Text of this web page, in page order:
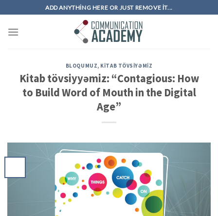
to
content
ADD ANYTHING HERE OR JUST REMOVE IT...
BLOQUMUZ, KITAB TÖVSIYƏMIZ
Kitab tövsiyyəmiz: “Contagious: How
to Build Word of Mouth in the Digital
Age”